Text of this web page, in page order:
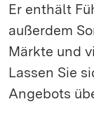
Er enthält
außerdem
Märkte und
Lassen Sie
Angebots